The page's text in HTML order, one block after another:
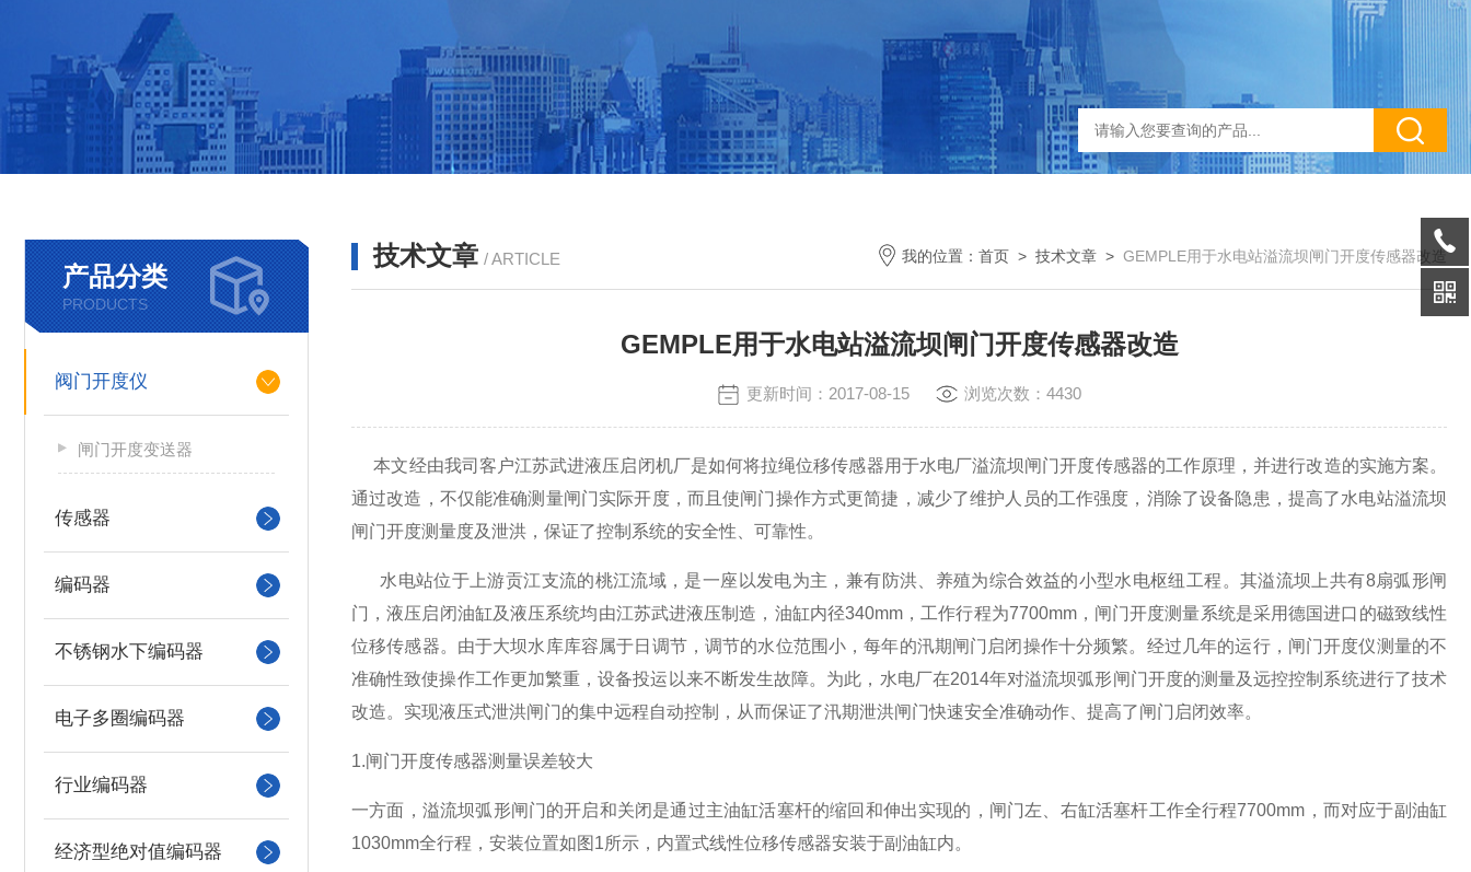
产品分类
PRODUCTS
阀门开度仪
闸门开度变送器
传感器
编码器
不锈钢水下编码器
电子多圈编码器
行业编码器
经济型绝对值编码器
技术文章 / ARTICLE 我的位置： 首页 > 技术文章 > GEMPLE用于水电站溢流坝闸门开度传感器改造
GEMPLE用于水电站溢流坝闸门开度传感器改造
更新时间：2017-08-15 浏览次数：4430
本文经由我司客户江苏武进液压启闭机厂是如何将拉绳位移传感器用于水电厂溢流坝闸门开度传感器的工作原理，并进行改造的实施方案。
通过改造，不仅能准确测量闸门实际开度，而且使闸门操作方式更简捷，减少了维护人员的工作强度，消除了设备隐患，提高了水电站溢流坝
闸门开度测量度及泄洪，保证了控制系统的安全性、可靠性。
水电站位于上游贡江支流的桃江流域，是一座以发电为主，兼有防洪、养殖为综合效益的小型水电枢纽工程。其溢流坝上共有8扇弧形闸
门，液压启闭油缸及液压系统均由江苏武进液压制造，油缸内径340mm，工作行程为7700mm，闸门开度测量系统是采用德国进口的磁致线性
位移传感器。由于大坝水库库容属于日调节，调节的水位范围小，每年的汛期闸门启闭操作十分频繁。经过几年的运行，闸门开度仪测量的不
准确性致使操作工作更加繁重，设备投运以来不断发生故障。为此，水电厂在2014年对溢流坝弧形闸门开度的测量及远控控制系统进行了技术
改造。实现液压式泄洪闸门的集中远程自动控制，从而保证了汛期泄洪闸门快速安全准确动作、提高了闸门启闭效率。
1.闸门开度传感器测量误差较大
一方面，溢流坝弧形闸门的开启和关闭是通过主油缸活塞杆的缩回和伸出实现的，闸门左、右缸活塞杆工作全行程7700mm，而对应于副油缸
1030mm全行程，安装位置如图1所示，内置式线性位移传感器安装于副油缸内。